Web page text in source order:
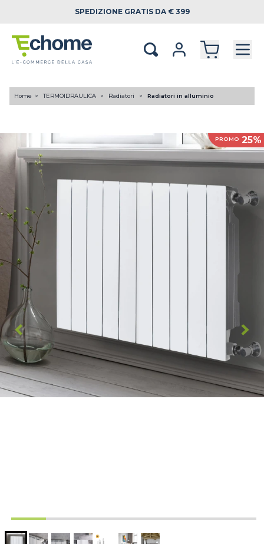
SPEDIZIONE GRATIS DA € 399
Home TERMOIDRAULICA Radiatori Radiatori in alluminio
PROMO 25%